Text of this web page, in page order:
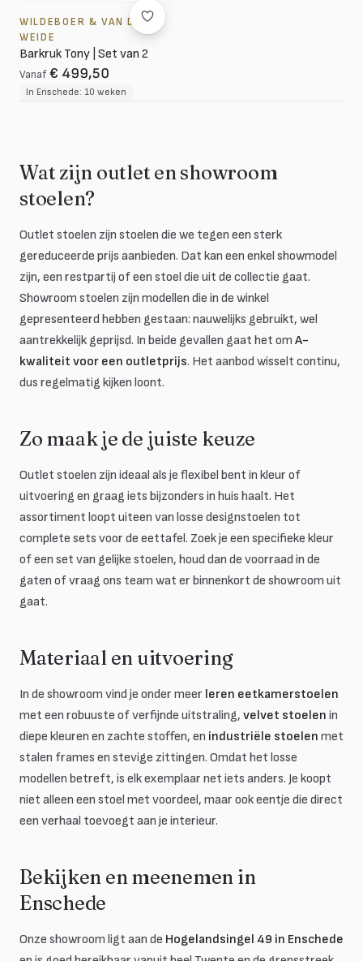
WILDEBOER & VAN DER
WEIDE
Barkruk Tony | Set van 2
Vanaf € 499,50
In Enschede: 10 weken
Wat zijn outlet en showroom
stoelen?
Outlet stoelen zijn stoelen die we tegen een sterk
gereduceerde prijs aanbieden. Dat kan een enkel showmodel
zijn, een restpartij of een stoel die uit de collectie gaat.
Showroom stoelen zijn modellen die in de winkel
gepresenteerd hebben gestaan: nauwelijks gebruikt, wel
aantrekkelijk geprijsd. In beide gevallen gaat het om A-
kwaliteit voor een outletprijs. Het aanbod wisselt continu,
dus regelmatig kijken loont.
Zo maak je de juiste keuze
Outlet stoelen zijn ideaal als je flexibel bent in kleur of
uitvoering en graag iets bijzonders in huis haalt. Het
assortiment loopt uiteen van losse designstoelen tot
complete sets voor de eettafel. Zoek je een specifieke kleur
of een set van gelijke stoelen, houd dan de voorraad in de
gaten of vraag ons team wat er binnenkort de showroom uit
gaat.
Materiaal en uitvoering
In de showroom vind je onder meer leren eetkamerstoelen
met een robuuste of verfijnde uitstraling, velvet stoelen in
diepe kleuren en zachte stoffen, en industriële stoelen met
stalen frames en stevige zittingen. Omdat het losse
modellen betreft, is elk exemplaar net iets anders. Je koopt
niet alleen een stoel met voordeel, maar ook eentje die direct
een verhaal toevoegt aan je interieur.
Bekijken en meenemen in
Enschede
Onze showroom ligt aan de Hogelandsingel 49 in Enschede